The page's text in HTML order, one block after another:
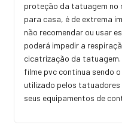
proteção da tatuagem no
para casa, é de extrema
não recomendar ou usar
poderá impedir a
cicatrização da
filme pvc continua sendo
utilizado pelos
seus equipamentos de